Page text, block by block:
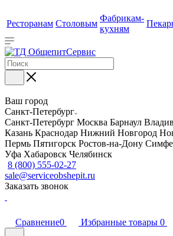
Ресторанам Столовым
Фабрикам-
кухням
Ваш город
Санкт-Петербург
Санкт-Петербург Москва Барнаул
Казань Краснодар Нижний Новгород
Пермь Пятигорск Ростов-на-Дону
Уфа Хабаровск Челябинск
8 (800) 555-02-27
sale@serviceobshepit.ru
Заказать звонок
Сравнение0 Избранные товары 0